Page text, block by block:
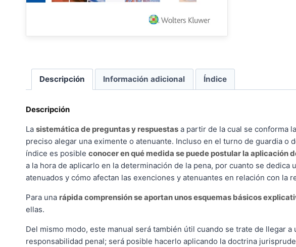
Descripción Información adicional Índice
Descripción
La sistemática de preguntas y respuestas a partir de la cual se conforma
preciso alegar una eximente o atenuante. Incluso en el turno de guardia
índice es posible conocer en qué medida se puede postular la aplicación
a la hora de aplicarlo en la determinación de la pena, por cuanto se
atenuados y cómo afectan las exenciones y atenuantes en relación con la
Para una rápida comprensión se aportan unos esquemas básicos
ellas.
Del mismo modo, este manual será también útil cuando se trate de llegar
responsabilidad penal; será posible hacerlo aplicando la doctrina